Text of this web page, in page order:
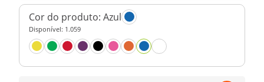
Cor do produto: Azul
Disponível: 1.059